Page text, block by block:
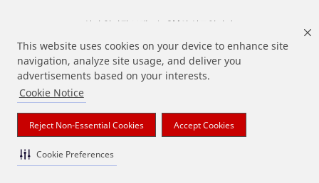
This website uses cookies on your device to enhance site
navigation, analyze site usage, and deliver you
advertisements based on your interests.
Cookie Notice
Reject Non-Essential Cookies Accept Cookies
Cookie Preferences
상기 열거된 브랜드는 3M의 상표입니다.